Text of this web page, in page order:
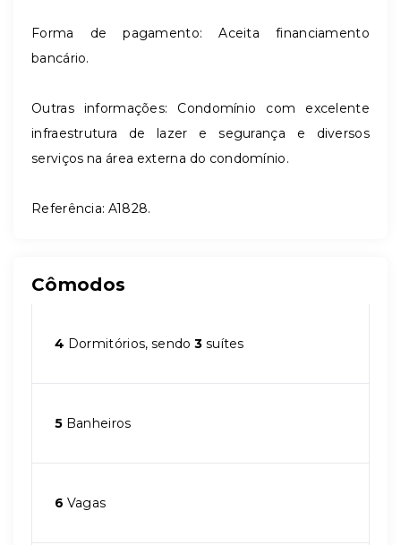
Forma de pagamento: Aceita financiamento
bancário.
Outras informações: Condomínio com excelente
infraestrutura de lazer e segurança e diversos
serviços na área externa do condomínio.
Referência: A1828.
Cômodos
4 Dormitórios, sendo3 suítes
5 Banheiros
6 Vagas